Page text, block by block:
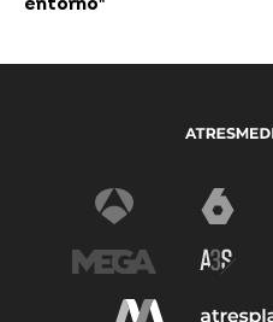
entorno"